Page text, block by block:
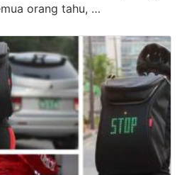
orang tahu, …